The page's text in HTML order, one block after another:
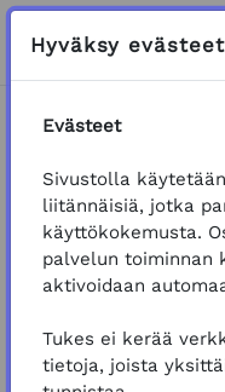
Siirry pääsisältöön
Sivupaneeli
käyttö
kestävästä
Koulutusmateriaali
Hyväksy
Evästeet
Sivustolla
liitännäisiä, jotka
käyttökokemusta.
palvelun toiminnan
aktivoidaan
Tukes ei kerää
tietoja, joista